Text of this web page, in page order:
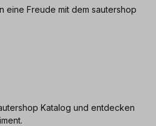
eine Freude mit dem sautershop
Katalog und entdecken